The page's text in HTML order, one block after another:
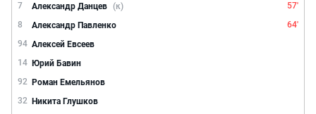
7
Александр Данцев (к)
57'
8
Александр Павленко
64'
94 Алексей Евсеев
14 Юрий Бавин
92 Роман Емельянов
32 Никита Глушков